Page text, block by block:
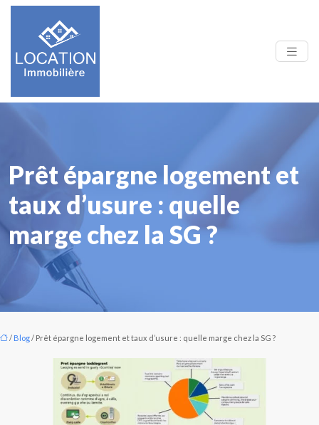
Prêt épargne logement et
taux d’usure : quelle
marge chez la SG ?
/ Blog / Prêt épargne logement et taux d’usure : quelle marge chez la SG ?